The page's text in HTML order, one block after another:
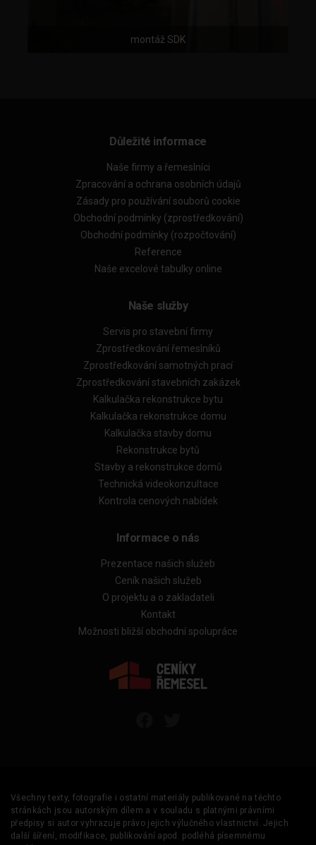
montáž SDK
Důležité informace
Naše firmy a řemeslníci
Zpracování a ochrana osobních údajů
Zásady pro používání souborů cookie
Obchodní podmínky (zprostředkování)
Obchodní podmínky (rozpočtování)
Reference
Naše excelové tabulky online
Naše služby
Servis pro stavební firmy
Zprostředkování řemeslníků
Zprostředkování samotných prací
Zprostředkování stavebních zakázek
Kalkulačka rekonstrukce bytu
Kalkulačka rekonstrukce domu
Kalkulačka stavby domu
Rekonstrukce bytů
Stavby a rekonstrukce domů
Technická videokonzultace
Kontrola cenových nabídek
Informace o nás
Prezentace našich služeb
Ceník našich služeb
O projektu a o zakladateli
Kontakt
Možnosti bližší obchodní spolupráce
Všechny texty, fotografie i ostatní materiály publikované na těchto
stránkách jsou autorským dílem a v souladu s platnými právními
předpisy si autor vyhrazuje právo jejich výlučného vlastnictví. Jejich
další šíření, modifikace, publikování apod. podléhá písemnému